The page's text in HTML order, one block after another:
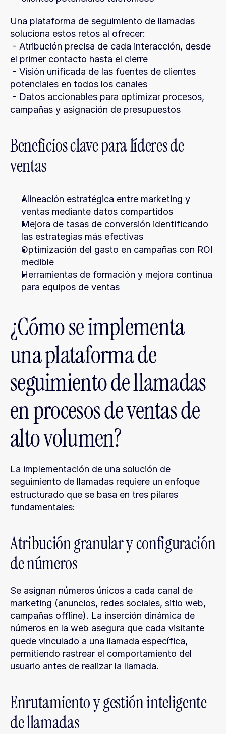
Una plataforma de seguimiento de llamadas
soluciona estos retos al ofrecer:
el primer contacto hasta el cierre
potenciales en todos los canales
campañas y asignación de presupuestos
Beneficios clave para líderes de
ventas
Alineación estratégica entre marketing y
ventas mediante datos compartidos
Mejora de tasas de conversión identificando
las estrategias más efectivas
Optimización del gasto en campañas con ROI
medible
Herramientas de formación y mejora continua
para equipos de ventas
¿Cómo se implementa
una plataforma de
seguimiento de llamadas
en procesos de ventas de
alto volumen?
La implementación de una solución de
seguimiento de llamadas requiere un enfoque
estructurado que se basa en tres pilares
fundamentales:
Atribución granular y configuración
de números
Se asignan números únicos a cada canal de
marketing (anuncios, redes sociales, sitio web,
campañas offline). La inserción dinámica de
números en la web asegura que cada visitante
quede vinculado a una llamada específica,
permitiendo rastrear el comportamiento del
usuario antes de realizar la llamada.
Enrutamiento y gestión inteligente
de llamadas